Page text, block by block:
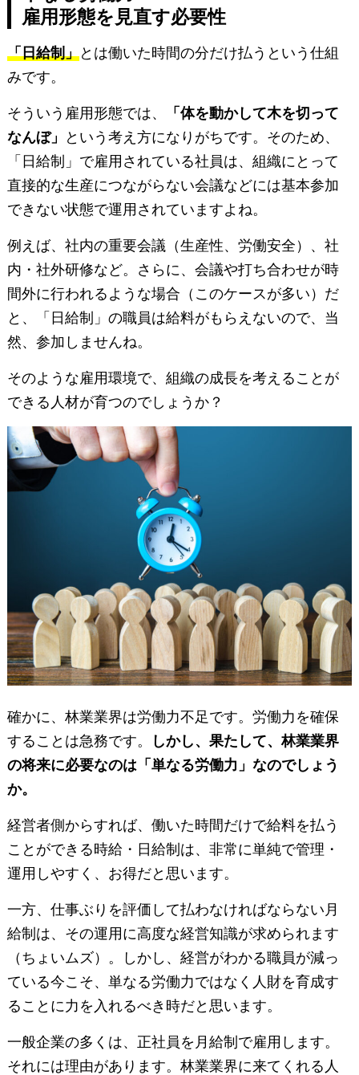
雇用形態を見直す必要性
「日給制」とは働いた時間の分だけ払うという仕組
みです。
そういう雇用形態では、
「体を動かして木を切って
なんぼ」
という考え方になりがちです。そのため、
「日給制」で雇用されている社員は、組織にとって
直接的な生産につながらない会議などには基本参加
できない状態で運用されていますよね。
例えば、社内の重要会議（生産性、労働安全）、社
内・社外研修など。さらに、会議や打ち合わせが時
間外に行われるような場合（このケースが多い）だ
と、「日給制」の職員は給料がもらえないので、当
然、参加しませんね。
そのような雇用環境で、組織の成長を考えることが
できる人材が育つのでしょうか？
確かに、林業業界は労働力不足です。労働力を確保
することは急務です。
しかし、果たして、林業業界
の将来に必要なのは「単なる労働力」なのでしょう
か。
経営者側からすれば、働いた時間だけで給料を払う
ことができる時給・日給制は、非常に単純で管理・
運用しやすく、お得だと思います。
一方、仕事ぶりを評価して払わなければならない月
給制は、その運用に高度な経営知識が求められます
（ちょいムズ）。しかし、経営がわかる職員が減っ
ている今こそ、単なる労働力ではなく人財を育成す
ることに力を入れるべき時だと思います。
一般企業の多くは、正社員を月給制で雇用します。
それには理由があります。林業業界に来てくれる人